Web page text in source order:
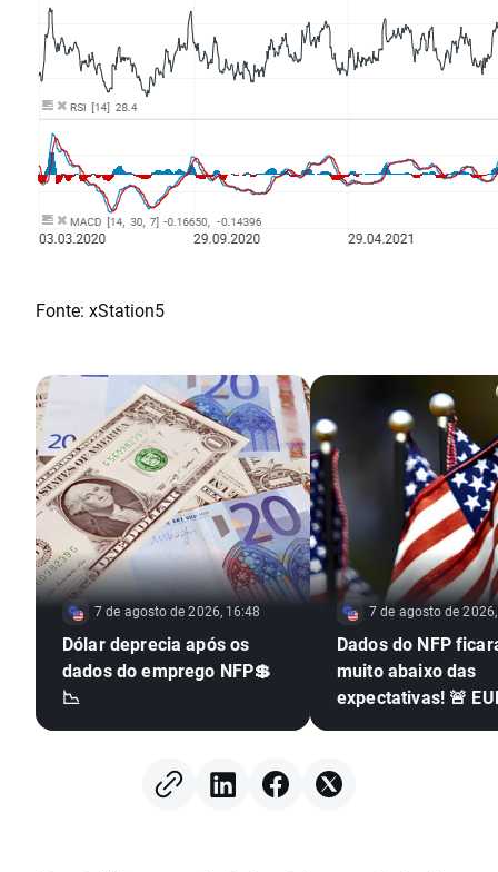
Fonte: xStation5
7 de agosto de 2026, 16:48
Dólar deprecia após os
dados do emprego NFP💲
📉
7 de agosto de
Dados do NFP
muito abaixo das
expectativas! 🚨